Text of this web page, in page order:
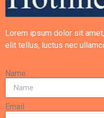
Lorem ipsum dolor sit
elit tellus, luctus nec
Name
Email